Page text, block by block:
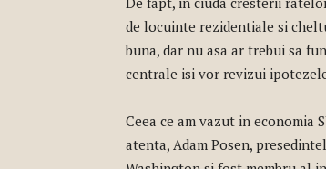
de locuinte rezidentiale si
buna, dar nu asa ar trebui sa
centrale isi vor revizui
Ceea ce am vazut in economia
atenta, Adam Posen,